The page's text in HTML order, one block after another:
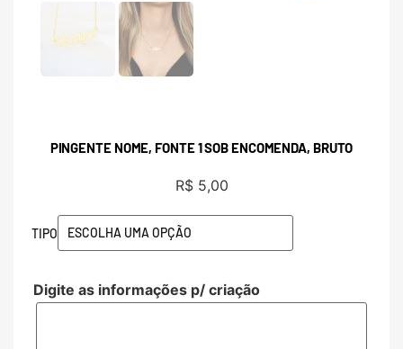
PINGENTE NOME, FONTE 1 SOB ENCOMENDA, BRUTO
R$5,00
TIPO
Digite as informações p/ criação